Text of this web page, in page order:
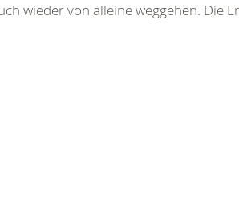
wieder von alleine weggehen. Die